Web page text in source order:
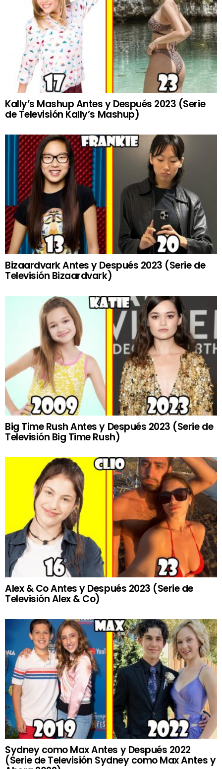
Kally’s Mashup Antes y Después 2023 (Serie
de Televisión Kally’s Mashup)
Bizaardvark Antes y Después 2023 (Serie de
Televisión Bizaardvark)
Big Time Rush Antes y Después 2023 (Serie de
Televisión Big Time Rush)
Alex & Co Antes y Después 2023 (Serie de
Televisión Alex & Co)
Sydney como Max Antes y Después 2022
(Serie de Televisión Sydney como Max Antes y